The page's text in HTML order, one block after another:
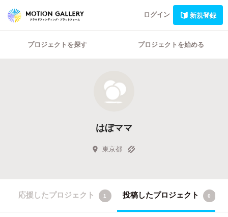
ログイン 新規登録
プロジェクトを探す プロジェクトを始める
はぼママ
東京都
応援したプロジェクト 1 投稿したプロジェクト 0